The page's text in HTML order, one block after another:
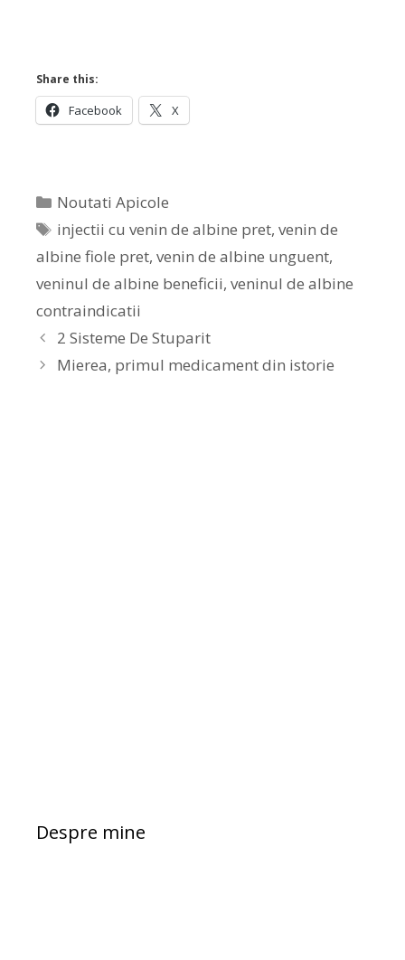
Share this:
Facebook X
Noutati Apicole
injectii cu venin de albine pret,venin de
albine fiole pret, venin de albine unguent,
veninul de albine beneficii, veninul de albine
contraindicatii
2 Sisteme De Stuparit
Mierea, primul medicament din istorie
Despre mine